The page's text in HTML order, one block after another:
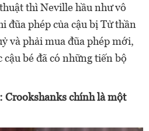
thì Neville hầu như vô
đũa phép của cậu bị Tử thần
và phải mua đũa phép mới,
bé đã có những tiến bộ
Crookshanks chính là một